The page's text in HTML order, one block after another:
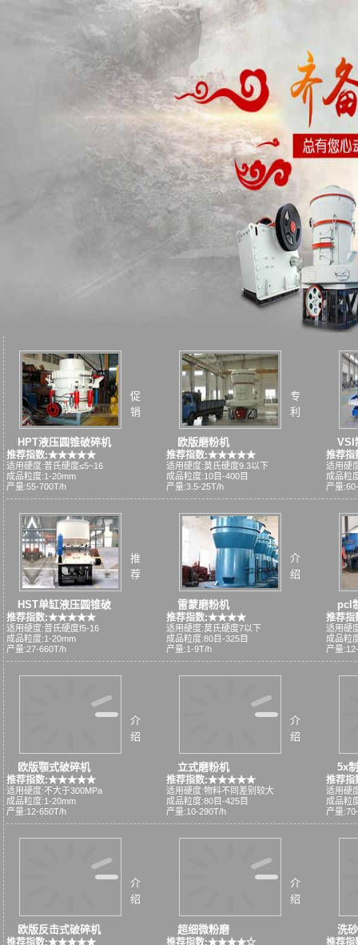
HPT液压圆锥破碎机
推荐指数:★★★★★
适用硬度:普氏硬度≤5~16
成品粒度:1-20mm
产量:55-700T/h
促
销
欧版磨粉机
推荐指数:★★★★★
适用硬度:莫氏硬度9.3以下
成品粒度:10目-400目
产量:3.5-25T/h
专
利
VSI
推荐
适用硬
成品粒
产量
HST单缸液压圆锥破
推荐指数:★★★★★
适用硬度:普氏硬度f5-16
成品粒度:1-20mm
产量:27-660T/h
推
荐
雷蒙磨粉机
推荐指数:★★★★
适用硬度:莫氏硬度7以下
成品粒度:80目-325目
产量:1-9T/h
介
绍
pcl
推荐
适用硬
成品粒
产量
欧版颚式破碎机
推荐指数:★★★★★
适用硬度:不大于300MPa
成品粒度:1-20mm
产量:12-650T/h
介
绍
立式磨粉机
推荐指数:★★★★★
适用硬度:物料不同差别较大
成品粒度:80目-425目
产量:10-290T/h
介
绍
5x
推荐
适用硬
成品粒
产量
欧版反击式破碎机
推荐指数:★★★★★
介
绍
超细微粉磨
推荐指数:★★★★☆
介
绍
洗
推荐